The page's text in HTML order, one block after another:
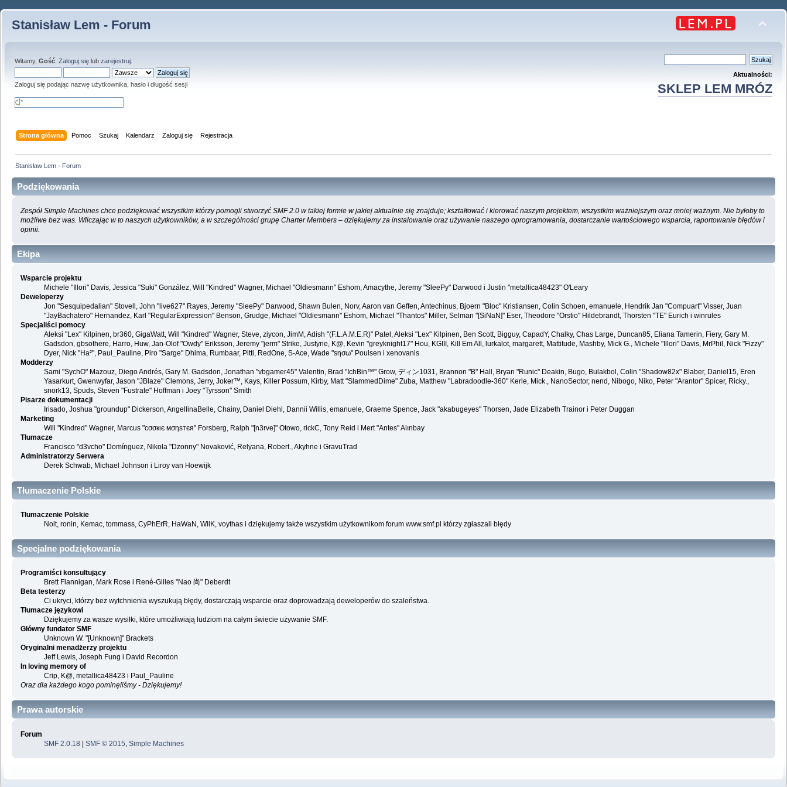
Stanisław Lem - Forum
Witamy, Gość Zaloguj się lub zarejestruj
Zaloguj się podając nazwę użytkownika, hasło i długość sesji
Aktualności:
SKLEP LEM MRÓZ
Strona główna Pomoc Szukaj Kalendarz Zaloguj się Rejestracja
Stanisław Lem - Forum
Podziękowania
Zespół Simple Machines chce podziękować wszystkim którzy pomogli stworzyć SMF 2.0 w takiej formie w jakiej aktualnie się znajduje; kształtować i kierować naszym projektem, wszystkim ważniejszym oraz mniej ważnym. Nie byłoby to
możliwe bez was. Wliczając w to naszych użytkowników, a w szczególności grupę Charter Members – dziękujemy za instalowanie oraz używanie naszego oprogramowania, dostarczanie wartościowego wsparcia, raportowanie błędów i
opinii.
Ekipa
Wsparcie projektu
Michele "Illori" Davis, Jessica "Suki" González, Will "Kindred" Wagner, Michael "Oldiesmann" Eshom, Amacythe, Jeremy "SleePy" Darwood i Justin "metallica48423" O'Leary
Deweloperzy
Jon "Sesquipedalian" Stovell, John "live627" Rayes, Jeremy "SleePy" Darwood, Shawn Bulen, Norv, Aaron van Geffen, Antechinus, Bjoern "Bloc" Kristiansen, Colin Schoen, emanuele, Hendrik Jan "Compuart" Visser, Juan
"JayBachatero" Hernandez, Karl "RegularExpression" Benson, Grudge, Michael "Oldiesmann" Eshom, Michael "Thantos" Miller, Selman "[SiNaN]" Eser, Theodore "Orstio" Hildebrandt, Thorsten "TE" Eurich i winrules
Specjaliści pomocy
Aleksi "Lex" Kilpinen, br360, GigaWatt, Will "Kindred" Wagner, Steve, ziycon, JimM, Adish "(F.L.A.M.E.R)" Patel, Aleksi "Lex" Kilpinen, Ben Scott, Bigguy, CapadY, Chalky, Chas Large, Duncan85, Eliana Tamerin, Fiery, Gary M.
Gadsdon, gbsothere, Harro, Huw, Jan-Olof "Owdy" Eriksson, Jeremy "jerm" Strike, Justyne, K@, Kevin "greyknight17" Hou, KGIII, Kill Em All, lurkalot, margarett, Mattitude, Mashby, Mick G., Michele "Illori" Davis, MrPhil, Nick "Fizzy"
Dyer, Nick "Ha²", Paul_Pauline, Piro "Sarge" Dhima, Rumbaar, Pitti, RedOne, S-Ace, Wade "sησω" Poulsen i xenovanis
Modderzy
Sami "SychO" Mazouz, Diego Andrés, Gary M. Gadsdon, Jonathan "vbgamer45" Valentin, Brad "IchBin™" Grow, ディン1031, Brannon "B" Hall, Bryan "Runic" Deakin, Bugo, Bulakbol, Colin "Shadow82x" Blaber, Daniel15, Eren
Yasarkurt, Gwenwyfar, Jason "JBlaze" Clemons, Jerry, Joker™, Kays, Killer Possum, Kirby, Matt "SlammedDime" Zuba, Matthew "Labradoodle-360" Kerle, Mick., NanoSector, nend, Nibogo, Niko, Peter "Arantor" Spicer, Ricky.,
snork13, Spuds, Steven "Fustrate" Hoffman i Joey "Tyrsson" Smith
Pisarze dokumentacji
Irisado, Joshua "groundup" Dickerson, AngellinaBelle, Chainy, Daniel Diehl, Dannii Willis, emanuele, Graeme Spence, Jack "akabugeyes" Thorsen, Jade Elizabeth Trainor i Peter Duggan
Marketing
Will "Kindred" Wagner, Marcus "cσσкιє мσηѕтєя" Forsberg, Ralph "[n3rve]" Otowo, rickC, Tony Reid i Mert "Antes" Alınbay
Tłumacze
Francisco "d3vcho" Domínguez, Nikola "Dzonny" Novaković, Relyana, Robert., Akyhne i GravuTrad
Administratorzy Serwera
Derek Schwab, Michael Johnson i Liroy van Hoewijk
Tłumaczenie Polskie
Tłumaczenie Polskie
Nolt, ronin, Kemac, tommass, CyPhErR, HaWaN, WilK, voythas i dziękujemy także wszystkim użytkownikom forum www.smf.pl którzy zgłaszali błędy
Specjalne podziękowania
Programiści konsultujący
Brett Flannigan, Mark Rose i René-Gilles "Nao 尚" Deberdt
Beta testerzy
Ci ukryci, którzy bez wytchnienia wyszukują błędy, dostarczają wsparcie oraz doprowadzają deweloperów do szaleństwa.
Tłumacze językowi
Dziękujemy za wasze wysiłki, które umożliwiają ludziom na całym świecie używanie SMF.
Główny fundator SMF
Unknown W. "[Unknown]" Brackets
Oryginalni menadżerzy projektu
Jeff Lewis, Joseph Fung i David Recordon
In loving memory of
Crip, K@, metallica48423 i Paul_Pauline
Oraz dla każdego kogo pominęliśmy - Dziękujemy!
Prawa autorskie
Forum
SMF 2.0.18 | SMF © 2015 Simple Machines